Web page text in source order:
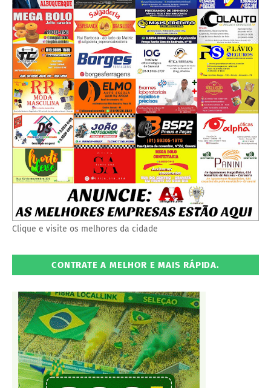
Clique e visite os melhores da cidade
CONTRATE A MELHOR E MAIS RÁPIDA.